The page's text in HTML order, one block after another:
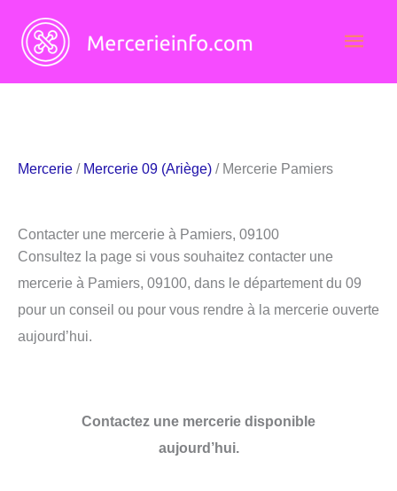
contenu
Mercerie / Mercerie 09 (Ariège) / Mercerie Pamiers
Contacter une mercerie à Pamiers, 09100
Consultez la page si vous souhaitez contacter une
mercerie à Pamiers, 09100, dans le département du 09
pour un conseil ou pour vous rendre à la mercerie ouverte
aujourd’hui.
Contactez une mercerie disponible
aujourd’hui.